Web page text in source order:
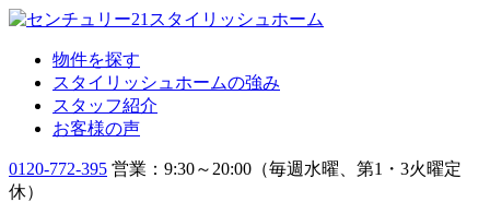
物件を探す
スタイリッシュホームの強み
スタッフ紹介
お客様の声
0120-772-395 営業：9:30～20:00（毎週水曜、第1・3火曜定
休）